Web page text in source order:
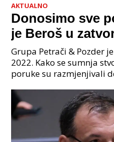
AKTUALNO
Donosimo sve
je Beroš u
godinama. Tko
sljedeći uhićen?
Grupa Petrači & Pozder
2022. Kako se sumnja
poruke su razmjenjivali